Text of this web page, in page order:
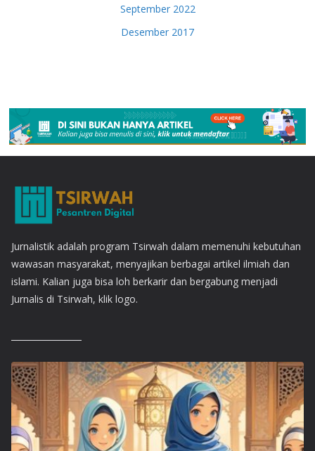
September 2022
Desember 2017
Jurnalistik adalah program Tsirwah dalam memenuhi kebutuhan
wawasan masyarakat, menyajikan berbagai artikel ilmiah dan
islami. Kalian juga bisa loh berkarir dan bergabung menjadi
Jurnalis di Tsirwah, klik logo.